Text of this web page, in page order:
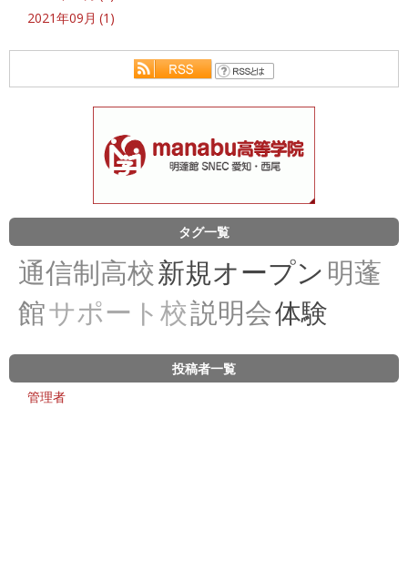
2021年09月 (1)
タグ一覧
通信制高校新規オープン明蓬
館サポート校説明会体験
投稿者一覧
管理者